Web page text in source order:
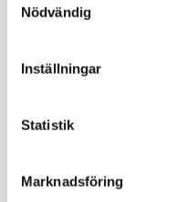
Nödvändig
Inställningar
Statistik
Marknadsföring